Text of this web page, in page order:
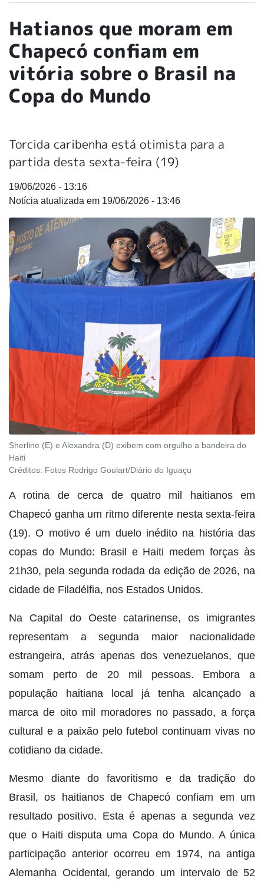
Hatianos que moram em
Chapecó confiam em
vitória sobre o Brasil na
Copa do Mundo
Torcida caribenha está otimista para a
partida desta sexta-feira (19)
19/06/2026 - 13:16
19/06/2026 - 13:46
Sherline (E) e Alexandra (D) exibem com orgulho a bandeira do
Haiti
Créditos: Fotos Rodrigo Goulart/Diário do Iguaçu
A rotina de cerca de quatro mil haitianos em
Chapecó ganha um ritmo diferente nesta sexta-feira
(19). O motivo é um duelo inédito na história das
copas do Mundo: Brasil e Haiti medem forças às
21h30, pela segunda rodada da edição de 2026, na
cidade de Filadélfia, nos Estados Unidos.
Na Capital do Oeste catarinense, os imigrantes
representam a segunda maior nacionalidade
estrangeira, atrás apenas dos venezuelanos, que
somam perto de 20 mil pessoas. Embora a
população haitiana local já tenha alcançado a
marca de oito mil moradores no passado, a força
cultural e a paixão pelo futebol continuam vivas no
cotidiano da cidade.
Mesmo diante do favoritismo e da tradição do
Brasil, os haitianos de Chapecó confiam em um
resultado positivo. Esta é apenas a segunda vez
que o Haiti disputa uma Copa do Mundo. A única
participação anterior ocorreu em 1974, na antiga
Alemanha Ocidental, gerando um intervalo de 52